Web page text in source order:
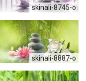
skinali-8745-o
skinali-8887-o